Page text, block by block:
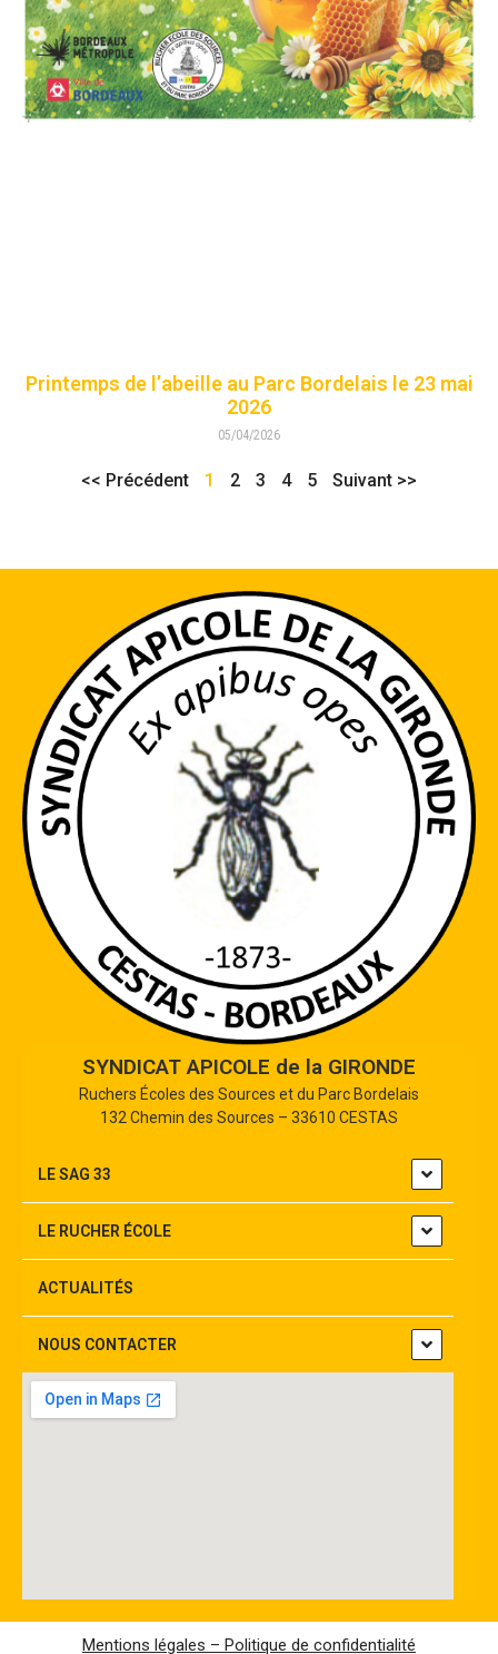
Printemps de l’abeille au Parc Bordelais le 23 mai
2026
05/04/2026
<< Précédent 1 2 3 4 5 Suivant >>
SYNDICAT APICOLE de la GIRONDE
Ruchers Écoles des Sources et du Parc Bordelais
132 Chemin des Sources – 33610 CESTAS
LE SAG 33
LE RUCHER ÉCOLE
ACTUALITÉS
NOUS CONTACTER
Mentions légales – Politique de confidentialité